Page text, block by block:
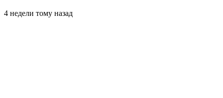
4 недели тому назад